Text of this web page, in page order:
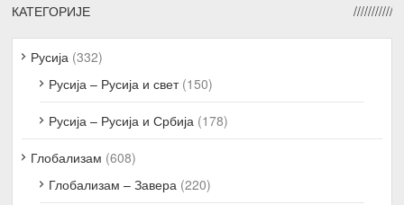
КАТЕГОРИЈЕ
Русија (332)
Русија – Русија и свет(150)
Русија – Русија и Србија (178)
Глобализам (608)
Глобализам – Завера (220)